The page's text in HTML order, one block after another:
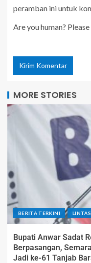
peramban ini untuk
Are you human?
MORE STORIES
BERITA TERKINI
Bupati Anwar Sadat
Berpasangan,
Jadi ke-61 Tanjab